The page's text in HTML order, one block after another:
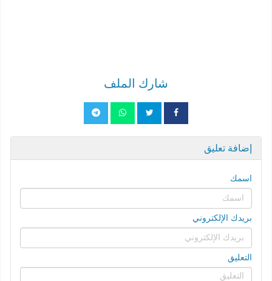
شارك الملف
إضافة تعليق
اسمك
بريدك الإلكتروني
التعليق